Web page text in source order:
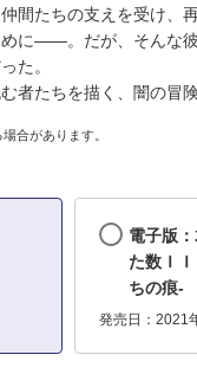
間たちの支えを受け、
に――。だが、そんな
た。
者たちを描く、闇の冒険
合があります。
電子版
た数Ｉ
ちの痕‐
発売日：2021